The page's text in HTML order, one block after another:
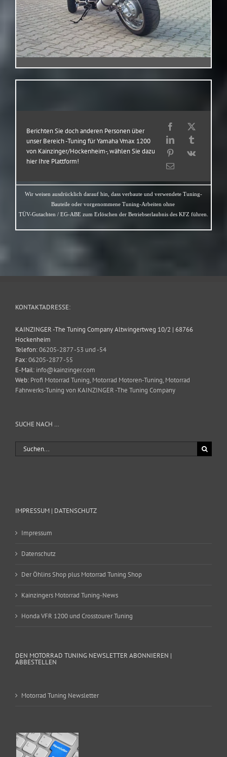
Berichten Sie doch anderen Personen über
unser Bereich -Tuning für Yamaha Vmax 1200
von Kainzinger/Hockenheim-, wählen Sie dazu
hier Ihre Plattform!
Wir weisen ausdrücklich darauf hin, dass verbaute und verwendete Tuning-
Bauteile oder vorgenommene Tuning-Arbeiten ohne
TÜV-Gutachten / EG-ABE zum Erlöschen der Betriebserlaubnis des KFZ führen.
KONTAKTADRESSE:
KAINZINGER -The Tuning Company Altwingertweg 10/2 | 68766
Hockenheim
Telefon:06205-2877 -53 und -54
Fax:06205-2877 -55
E-Mail: info@kainzinger.com
Web: Profi Motorrad Tuning, Motorrad Motoren-Tuning, Motorrad
Fahrwerks-Tuning von KAINZINGER -The Tuning Company
SUCHE NACH …
Suche
nach:
IMPRESSUM | DATENSCHUTZ
Impressum
Datenschutz
Der Öhlins Shop plus Motorrad Tuning Shop
Kainzingers Motorrad Tuning-News
Honda VFR 1200 und Crosstourer Tuning
DEN MOTORRAD TUNING NEWSLETTER ABONNIEREN |
ABBESTELLEN
Motorrad Tuning Newsletter